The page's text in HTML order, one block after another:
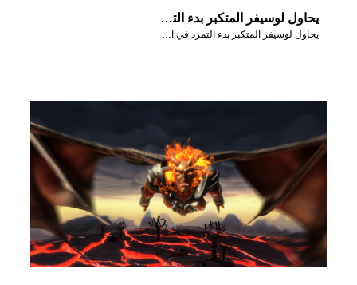
يحاول لوسيفر المتكبر بدء التمرد في السماء.
يحاول لوسيفر المتكبر بدء التمرد في السماء.